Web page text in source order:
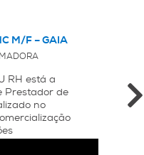
M/F – GAIA
RH está a
Prestador de
no
de Gestão, ...